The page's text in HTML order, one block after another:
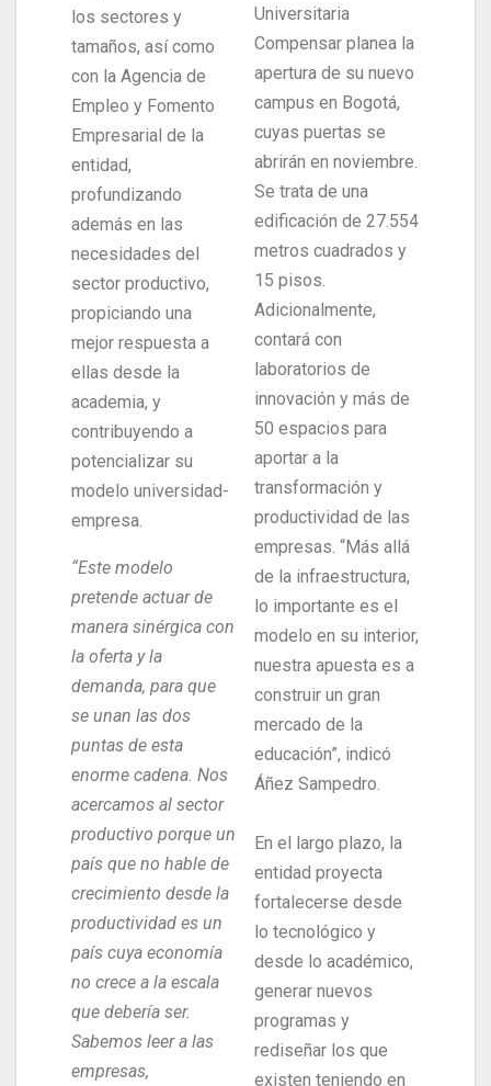
los sectores y
tamaños, así como
con la Agencia de
Empleo y Fomento
Empresarial de la
entidad,
profundizando
además en las
necesidades del
sector productivo,
propiciando una
mejor respuesta a
ellas desde la
academia, y
contribuyendo a
potencializar su
modelo universidad-
empresa.
“Este modelo
pretende actuar de
manera sinérgica con
la oferta y la
demanda, para que
se unan las dos
puntas de esta
enorme cadena. Nos
acercamos al sector
productivo porque un
país que no hable de
crecimiento desde la
productividad es un
país cuya economía
no crece a la escala
que debería ser.
Sabemos leer a las
empresas,
Universitaria
Compensar planea la
apertura de su nuevo
campus en Bogotá,
cuyas puertas se
abrirán en noviembre.
Se trata de una
edificación de 27.554
metros cuadrados y
15 pisos.
Adicionalmente,
contará con
laboratorios de
innovación y más de
50 espacios para
aportar a la
transformación y
productividad de las
empresas. “Más allá
de la infraestructura,
lo importante es el
modelo en su interior,
nuestra apuesta es a
construir un gran
mercado de la
educación”, indicó
Áñez Sampedro.
En el largo plazo, la
entidad proyecta
fortalecerse desde
lo tecnológico y
desde lo académico,
generar nuevos
programas y
rediseñar los que
existen teniendo en